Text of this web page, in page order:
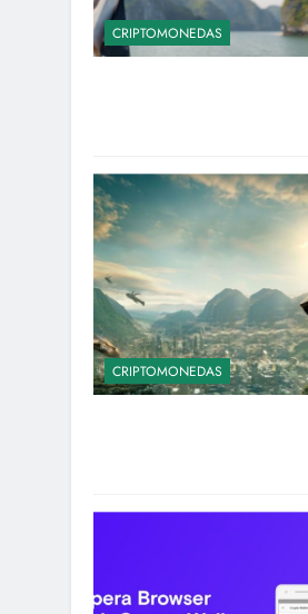
CRIPTOMONEDAS
CRIPTOMONEDAS